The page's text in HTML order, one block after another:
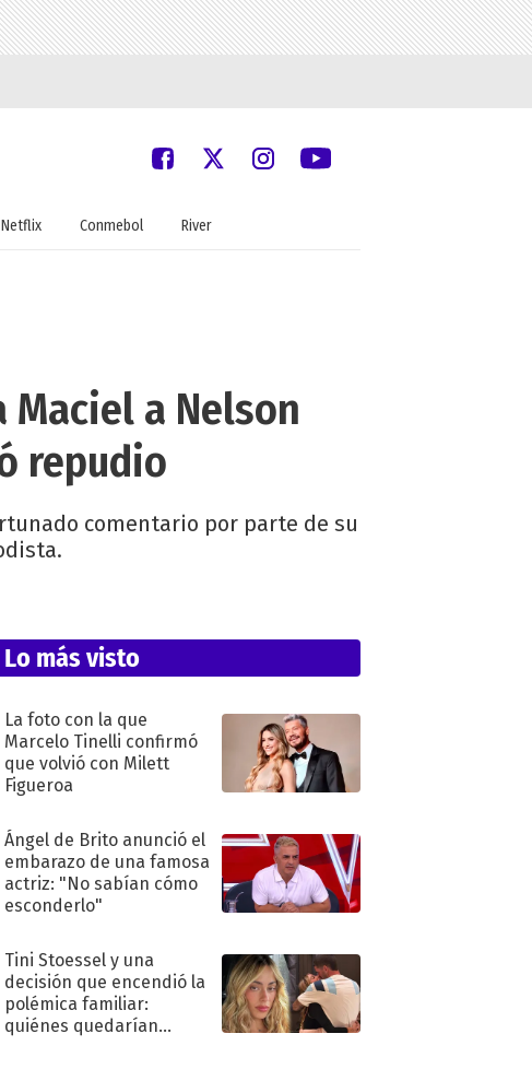
Netflix Conmebol River
a Nelson
repudio
comentario por parte de su
Lo más visto
La foto con la que
Marcelo Tinelli confirmó
que volvió con Milett
Figueroa
Ángel de Brito anunció el
embarazo de una famosa
actriz: "No sabían cómo
esconderlo"
Tini Stoessel y una
decisión que encendió la
polémica familiar:
quiénes quedarían